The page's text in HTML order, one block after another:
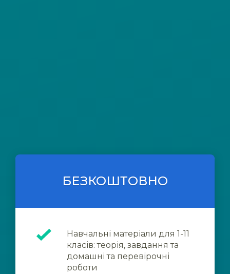
БЕЗКОШТОВНО
Навчальні матеріали для 1-11
класів: теорія, завдання та
домашні та перевірочні
роботи